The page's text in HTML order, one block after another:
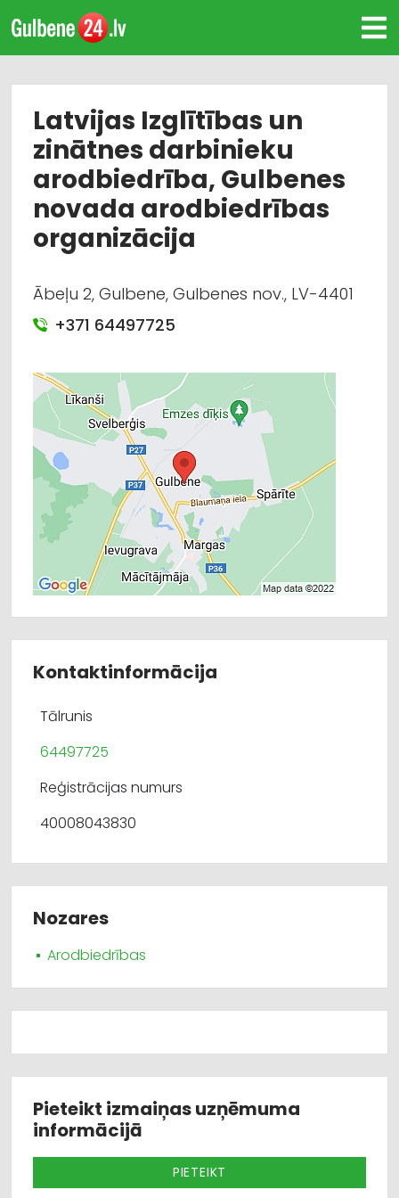
Latvijas Izglītības un
zinātnes darbinieku
arodbiedrība, Gulbenes
novada arodbiedrības
organizācija
Ābeļu 2, Gulbene, Gulbenes nov., LV-4401
+371 64497725
Kontaktinformācija
Tālrunis
64497725
Reģistrācijas numurs
40008043830
Nozares
Arodbiedrības
Pieteikt izmaiņas uzņēmuma
informācijā
PIETEIKT